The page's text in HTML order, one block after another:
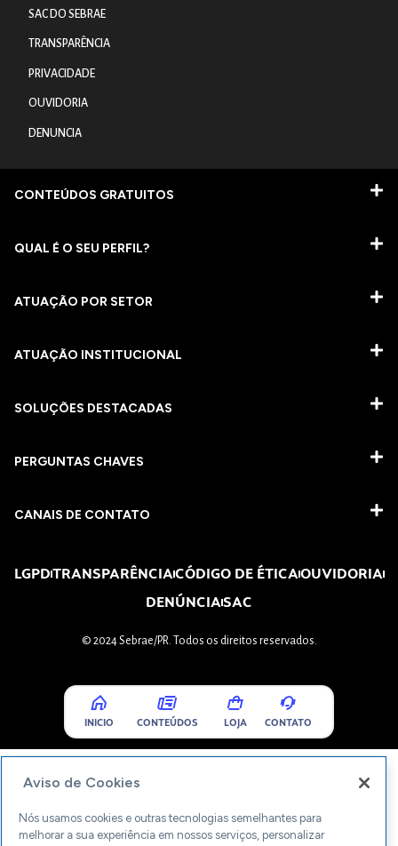
SAC DO SEBRAE
TRANSPARÊNCIA
PRIVACIDADE
OUVIDORIA
DENUNCIA
CONTEÚDOS GRATUITOS
QUAL É O SEU PERFIL?
ATUAÇÃO POR SETOR
ATUAÇÃO INSTITUCIONAL
SOLUÇÕES DESTACADAS
PERGUNTAS CHAVES​
CANAIS DE CONTATO
LGPDTRANSPARÊNCIACÓDIGO DE ÉTICAOUVIDORIA
DENÚNCIASAC
© 2024 Sebrae/PR. Todos os direitos reservados.
INICIO CONTEÚDOS LOJA CONTATO
Aviso de Cookies
Nós usamos cookies e outras tecnologias semelhantes para
melhorar a sua experiência em nossos serviços, personalizar